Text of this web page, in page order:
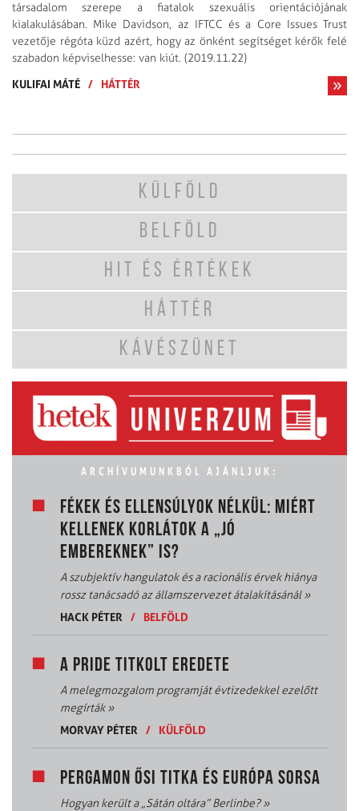
társadalom szerepe a fiatalok szexuális orientációjának
kialakulásában. Mike Davidson, az IFTCC és a Core Issues Trust
vezetője régóta küzd azért, hogy az önként segítséget kérők felé
szabadon képviselhesse: van kiút. (2019.11.22)
KULIFAI MÁTÉ / HÁTTÉR
KÜLFÖLD
BELFÖLD
HIT ÉS ÉRTÉKEK
HÁTTÉR
KÁVÉSZÜNET
ARCHÍVUMUNKBÓL AJÁNLJUK:
FÉKEK ÉS ELLENSÚLYOK NÉLKÜL: MIÉRT
KELLENEK KORLÁTOK A „JÓ
EMBEREKNEK” IS?
A szubjektív hangulatok és a racionális érvek hiánya
rossz tanácsadó az államszervezet átalakításánál»
HACK PÉTER
/ BELFÖLD
A PRIDE TITKOLT EREDETE
A melegmozgalom programját évtizedekkel ezelőtt
megírták»
MORVAY PÉTER
/ KÜLFÖLD
PERGAMON ŐSI TITKA ÉS EURÓPA SORSA
Hogyan került a „Sátán oltára” Berlinbe?»